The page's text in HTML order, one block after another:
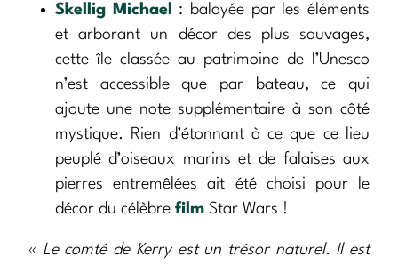
Skellig Michael
: balayée par les éléments
et arborant un décor des plus sauvages,
cette île classée au patrimoine de l’Unesco
n’est accessible que par bateau, ce qui
ajoute une note supplémentaire à son côté
mystique. Rien d’étonnant à ce que ce lieu
peuplé d’oiseaux marins et de falaises aux
pierres entremêlées ait été choisi pour le
décor du célèbre film Star Wars !
« Le comté de Kerry est un trésor naturel. Il est